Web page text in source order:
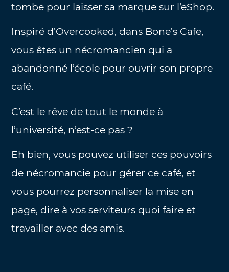
tombe pour laisser sa marque sur l’eShop.
Inspiré d’Overcooked, dans Bone’s Cafe,
vous êtes un nécromancien qui a
abandonné l’école pour ouvrir son propre
café.
C’est le rêve de tout le monde à
l’université, n’est-ce pas ?
Eh bien, vous pouvez utiliser ces pouvoirs
de nécromancie pour gérer ce café, et
vous pourrez personnaliser la mise en
page, dire à vos serviteurs quoi faire et
travailler avec des amis.